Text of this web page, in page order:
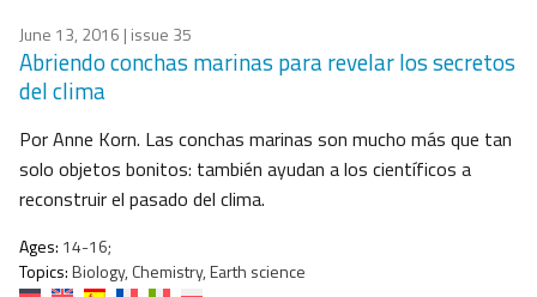
June 13, 2016 | issue 35
Abriendo conchas marinas para revelar los secretos
del clima
Por Anne Korn. Las conchas marinas son mucho más que tan
solo objetos bonitos: también ayudan a los científicos a
reconstruir el pasado del clima.
Ages: 14-16;
Topics:Biology, Chemistry, Earth science